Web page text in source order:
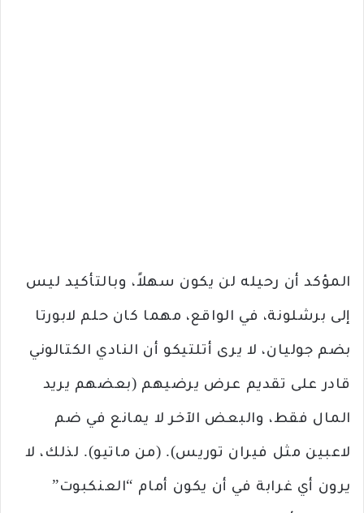
المؤكد أن رحيله لن يكون سهلاً، وبالتأكيد ليس
إلى برشلونة، في الواقع، مهما كان حلم لابورتا
بضم جوليان، لا يرى أتلتيكو أن النادي الكتالوني
قادر على تقديم عرض يرضيهم (بعضهم يريد
المال فقط، والبعض الآخر لا يمانع في ضم
لاعبين مثل فيران توريس). (من ماتيو). لذلك، لا
يرون أي غرابة في أن يكون أمام “العنكبوت”